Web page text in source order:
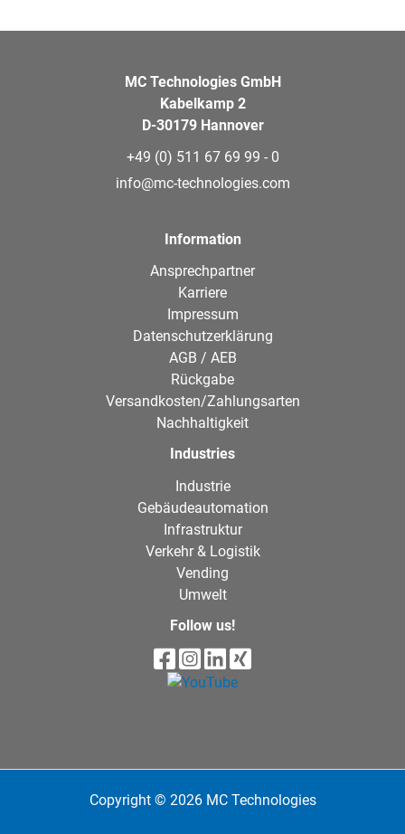
MC Technologies GmbH
Kabelkamp 2
D-30179 Hannover
+49 (0) 511 67 69 99 - 0
info@mc-technologies.com
Information
Ansprechpartner
Karriere
Impressum
Datenschutzerklärung
AGB / AEB
Rückgabe
Versandkosten/Zahlungsarten
Nachhaltigkeit
Industries
Industrie
Gebäudeautomation
Infrastruktur
Verkehr & Logistik
Vending
Umwelt
Follow us!
Copyright © 2026 MC Technologies